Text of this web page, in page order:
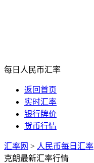
每日人民币汇率
返回首页
实时汇率
银行牌价
货币行情
汇率网 > 人民币每日汇率
克朗最新汇率行情